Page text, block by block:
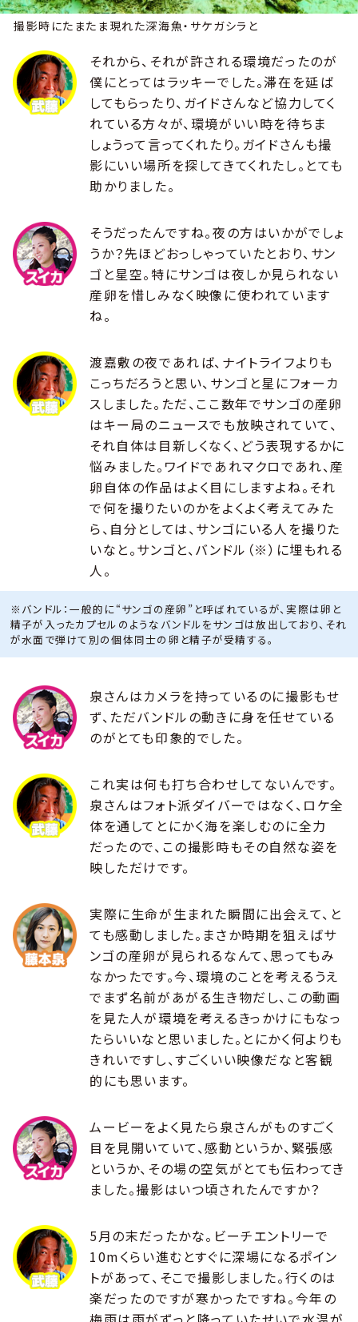
撮影時にたまたま現れた深海魚・サケガシラと
それから、それが許される環境だったのが
僕にとってはラッキーでした。滞在を延ば
してもらったり、ガイドさんなど協力してく
れている方々が、環境がいい時を待ちま
しょうって言ってくれたり。ガイドさんも撮
影にいい場所を探してきてくれたし。とても
助かりました。
そうだったんですね。夜の方はいかがでしょ
うか？先ほどおっしゃっていたとおり、サン
ゴと星空。特にサンゴは夜しか見られない
産卵を惜しみなく映像に使われています
ね。
渡嘉敷の夜であれば、ナイトライフよりも
こっちだろうと思い、サンゴと星にフォーカ
スしました。ただ、ここ数年でサンゴの産卵
はキー局のニュースでも放映されていて、
それ自体は目新しくなく、どう表現するかに
悩みました。ワイドであれマクロであれ、産
卵自体の作品はよく目にしますよね。それ
で何を撮りたいのかをよくよく考えてみた
ら、自分としては、サンゴにいる人を撮りた
いなと。サンゴと、バンドル（※）に埋もれる
人。
※バンドル：一般的に“サンゴの産卵”と呼ばれているが、実際は卵と
精子が入ったカプセルのようなバンドルをサンゴは放出しており、それ
が水面で弾けて別の個体同士の卵と精子が受精する。
泉さんはカメラを持っているのに撮影もせ
ず、ただバンドルの動きに身を任せている
のがとても印象的でした。
これ実は何も打ち合わせしてないんです。
泉さんはフォト派ダイバーではなく、ロケ全
体を通してとにかく海を楽しむのに全力
だったので、この撮影時もその自然な姿を
映しただけです。
実際に生命が生まれた瞬間に出会えて、と
ても感動しました。まさか時期を狙えばサ
ンゴの産卵が見られるなんて、思ってもみ
なかったです。今、環境のことを考えるうえ
でまず名前があがる生き物だし、この動画
を見た人が環境を考えるきっかけにもなっ
たらいいなと思いました。とにかく何よりも
きれいですし、すごくいい映像だなと客観
的にも思います。
ムービーをよく見たら泉さんがものすごく
目を見開いていて、感動というか、緊張感
というか、その場の空気がとても伝わってき
ました。撮影はいつ頃されたんですか？
5月の末だったかな。ビーチエントリーで
10mくらい進むとすぐに深場になるポイン
トがあって、そこで撮影しました。行くのは
楽だったのですが寒かったですね。今年の